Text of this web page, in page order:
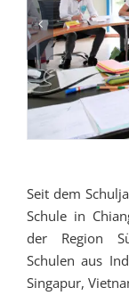
Seit dem
Schule in
der Region
Schulen aus
Singapur,